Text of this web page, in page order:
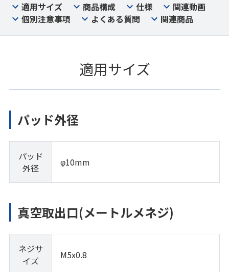
適用サイズ 商品構成 仕様
関連動画
個別注意事項
よくある質問 関連商品
適用サイズ
パッド外径
パッド
外径
φ10mm
真空取出口(メートルメネジ)
ネジサ
イズ
M5x0.8